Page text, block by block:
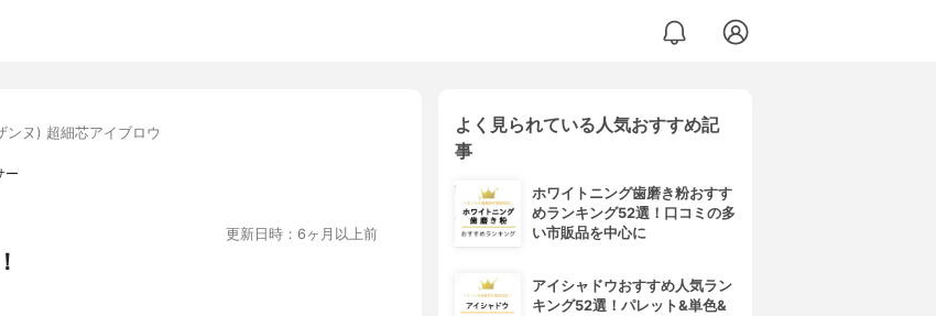
ンヌ) 超細芯アイブロウ
ー
更新日時：6ヶ月以上前
よく見られている人気おすすめ記
事
ホワイトニング歯磨き粉おすす
めランキング52選！口コミの多
い市販品を中心に
アイシャドウおすすめ人気ラン
キング52選！パレット&単色&